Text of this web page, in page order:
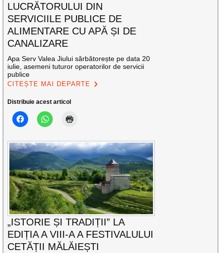
LUCRĂTORULUI DIN
SERVICIILE PUBLICE DE
ALIMENTARE CU APĂ ȘI DE
CANALIZARE
Apa Serv Valea Jiului sărbătorește pe data 20
iulie, asemeni tuturor operatorilor de servicii
publice
CITEȘTE MAI DEPARTE
Distribuie acest articol
„ISTORIE ȘI TRADIȚII” LA
EDIȚIA A VIII-A A FESTIVALULUI
CETĂȚII MĂLĂIEȘTI